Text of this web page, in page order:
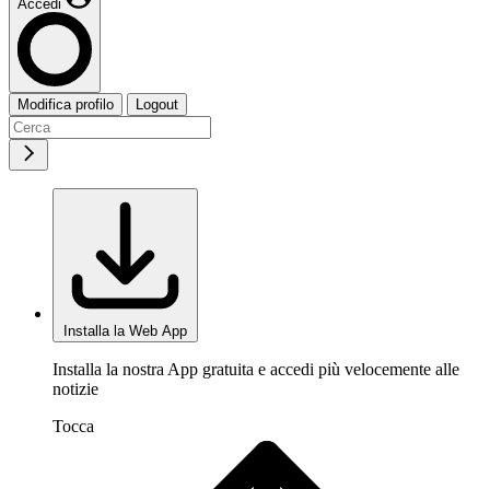
Accedi
Modifica profilo Logout
Installa la Web App
Installa la nostra App gratuita e accedi più velocemente alle
notizie
Tocca